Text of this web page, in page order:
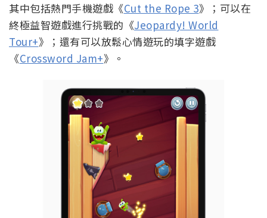
其中包括熱門手機遊戲《Cut the Rope 3》；可以在
終極益智遊戲進行挑戰的《Jeopardy! World
Tour+》；還有可以放鬆心情遊玩的填字遊戲
《Crossword Jam+》。